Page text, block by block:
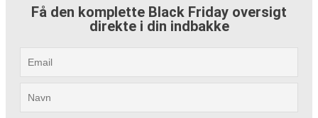
Få den komplette Black Friday oversigt
direkte i din indbakke